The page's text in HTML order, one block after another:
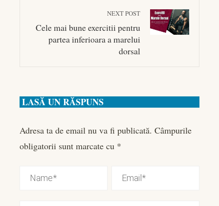
NEXT POST
Cele mai bune exercitii pentru
partea inferioara a marelui
dorsal
LASĂ UN RĂSPUNS
Adresa ta de email nu va fi publicată. Câmpurile
obligatorii sunt marcate cu *